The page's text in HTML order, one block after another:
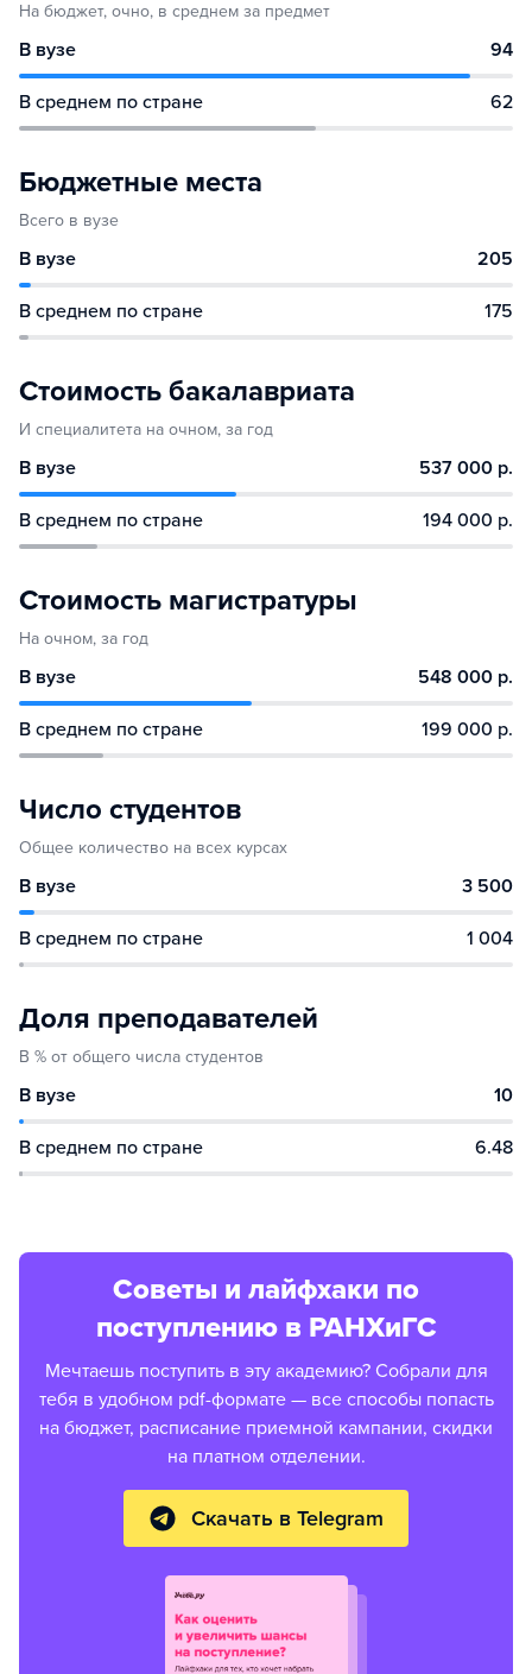
На бюджет, очно, в среднем за предмет
В вузе 94
В среднем по стране 62
Бюджетные места
Всего в вузе
В вузе 205
В среднем по стране 175
Стоимость бакалавриата
И специалитета на очном, за год
В вузе 537 000 р.
В среднем по стране 194 000 р.
Стоимость магистратуры
На очном, за год
В вузе 548 000 р.
В среднем по стране 199 000 р.
Число студентов
Общее количество на всех курсах
В вузе 3 500
В среднем по стране 1 004
Доля преподавателей
В % от общего числа студентов
В вузе 10
В среднем по стране 6.48
Советы и лайфхаки по
поступлению в РАНХиГС
Мечтаешь поступить в эту академию? Собрали для
тебя в удобном pdf-формате — все способы попасть
на бюджет, расписание приемной кампании, скидки
на платном отделении.
Скачать в Telegram